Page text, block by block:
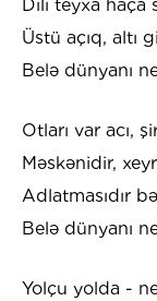
Dili teyxa haça
Üstü açıq, altı
Belə dünyanı
Otları var acı,
Məskənidir,
Adlatmasıdır
Belə dünyanı
Yolçu yolda -